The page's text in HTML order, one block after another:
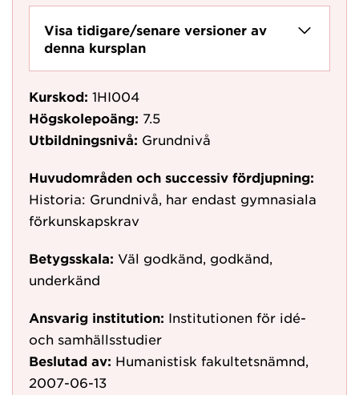
Visa tidigare/senare versioner av
denna kursplan
Kurskod: 1HI004
Högskolepoäng: 7.5
Utbildningsnivå: Grundnivå
Huvudområden och successiv fördjupning:
Historia: Grundnivå, har endast gymnasiala
förkunskapskrav
Betygsskala: Väl godkänd, godkänd,
underkänd
Ansvarig institution: Institutionen för idé-
och samhällsstudier
Beslutad av: Humanistisk fakultetsnämnd,
2007-06-13